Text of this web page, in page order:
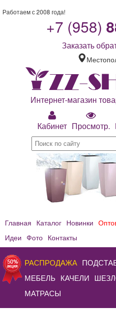
Работаем с 2008 года!
+7 (958)
Заказать
Интернет-магазин
Кабинет Просмотр.
Главная Каталог Новинки
Идеи Фото Контакты
РАСПРОДАЖА
МЕБЕЛЬ КАЧЕЛИ
МАТРАСЫ